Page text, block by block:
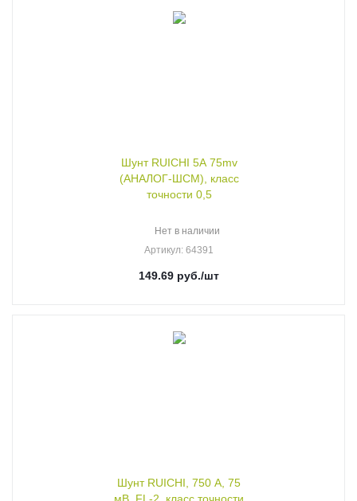
Шунт RUICHI 5А 75mv
(АНАЛОГ-ШСМ), класс
точности 0,5
Нет в наличии
Артикул: 64391
149.69 руб./шт
Шунт RUICHI, 750 А, 75